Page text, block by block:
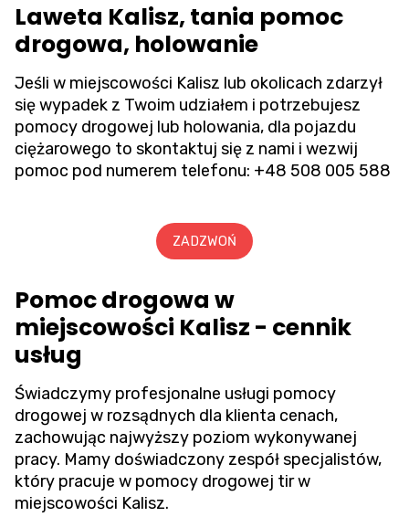
Laweta Kalisz, tania pomoc
drogowa, holowanie
Jeśli w miejscowości Kalisz lub okolicach zdarzył
się wypadek z Twoim udziałem i potrzebujesz
pomocy drogowej lub holowania, dla pojazdu
ciężarowego to skontaktuj się z nami i wezwij
pomoc pod numerem telefonu: +48 508 005 588
ZADZWOŃ
Pomoc drogowa w
miejscowości Kalisz - cennik
usług
Świadczymy profesjonalne usługi pomocy
drogowej w rozsądnych dla klienta cenach,
zachowując najwyższy poziom wykonywanej
pracy. Mamy doświadczony zespół specjalistów,
który pracuje w pomocy drogowej tir w
miejscowości Kalisz.